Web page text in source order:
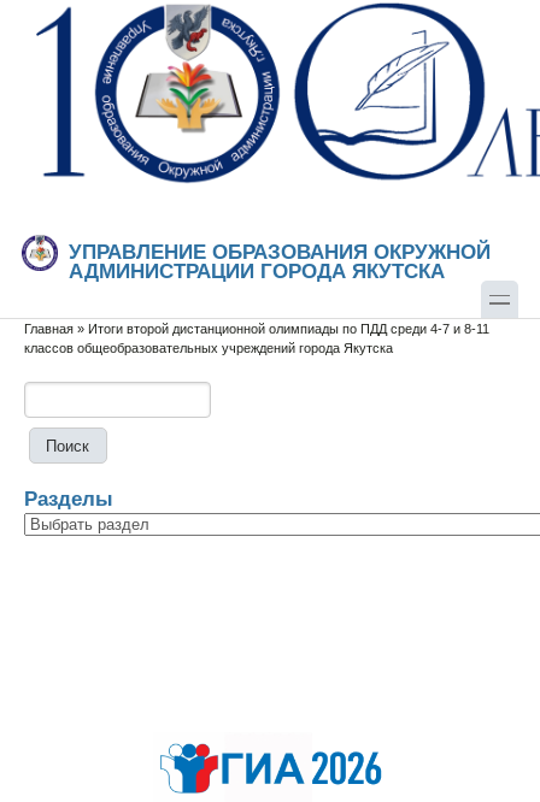
Перейти к основному содержанию
Skip to search
УПРАВЛЕНИЕ ОБРАЗОВАНИЯ ОКРУЖНОЙ
АДМИНИСТРАЦИИ ГОРОДА ЯКУТСКА
Вы здесь
Главная » Итоги второй дистанционной олимпиады по ПДД среди 4-7 и 8-11
классов общеобразовательных учреждений города Якутска
Разделы